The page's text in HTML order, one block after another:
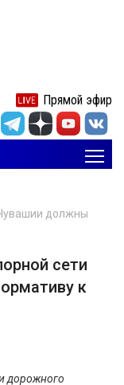
Прямой эфир
должны
сети
к
дорожного